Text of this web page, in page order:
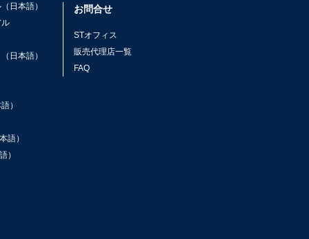
日本語）
日本語）
）
語）
）
お問合せ
STオフィス
販売代理店一覧
FAQ